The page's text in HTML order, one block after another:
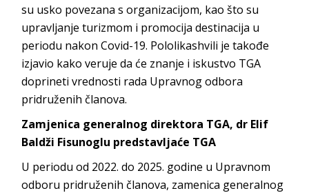
su usko povezana s organizacijom, kao što su
upravljanje turizmom i promocija destinacija u
periodu nakon Covid-19. Pololikashvili je takođe
izjavio kako veruje da će znanje i iskustvo TGA
doprineti vrednosti rada Upravnog odbora
pridruženih članova.
Zamjenica generalnog direktora TGA, dr Elif
Baldži Fisunoglu predstavljaće TGA
U periodu od 2022. do 2025. godine u Upravnom
odboru pridruženih članova, zamenica generalnog